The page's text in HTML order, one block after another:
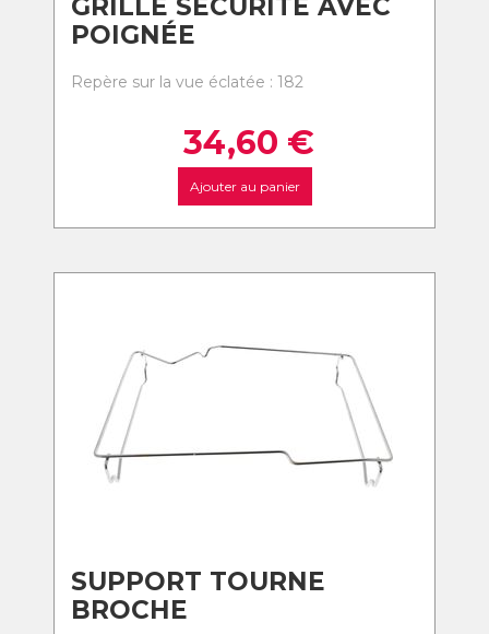
GRILLE SÉCURITÉ AVEC
POIGNÉE
Repère sur la vue éclatée : 182
34,60 €
Ajouter au panier
SUPPORT TOURNE
BROCHE